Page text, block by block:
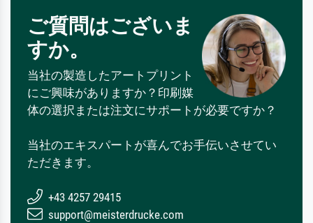
ご質問はございま
すか。
当社の製造したアートプリント
にご興味がありますか？印刷媒
体の選択または注文にサポートが必要ですか？
当社のエキスパートが喜んでお手伝いさせてい
ただきます。
+43 4257 29415
support@meisterdrucke.com